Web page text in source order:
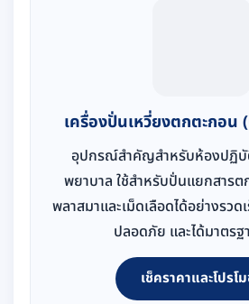
เครื่องปั่นเหวี่ยงตกตะกอ
อุปกรณ์สำคัญสำหรับห้องปฏิบั
พยาบาล ใช้สำหรับปั่นแยกสาร
พลาสมาและเม็ดเลือดได้อย่างรว
ปลอดภัย และได้มาตรฐ
เช็คราคาและโปรโ